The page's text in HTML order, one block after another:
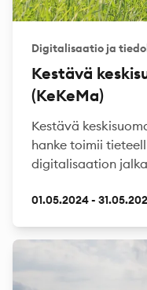
Digitalisaatio ja
Kestävä
(KeKeMa)
Kestävä
hanke toimii
digitalisaation
01.05.2024 -